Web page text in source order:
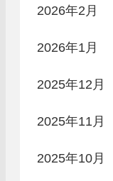
2026年2月
2026年1月
2025年12月
2025年11月
2025年10月